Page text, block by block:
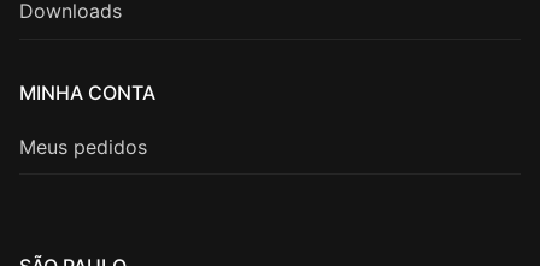
Downloads
MINHA CONTA
Meus pedidos